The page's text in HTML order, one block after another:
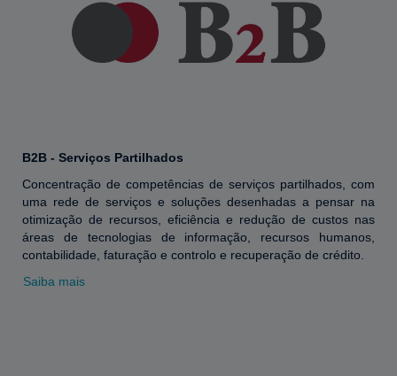
B2B - Serviços Partilhados
Concentração de competências de serviços partilhados, com
uma rede de serviços e soluções desenhadas a pensar na
otimização de recursos, eficiência e redução de custos nas
áreas de tecnologias de informação, recursos humanos,
contabilidade, faturação e controlo e recuperação de crédito.
Saiba mais